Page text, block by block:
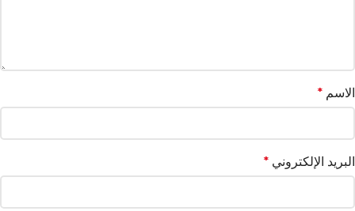
الاسم *
البريد الإلكتروني *